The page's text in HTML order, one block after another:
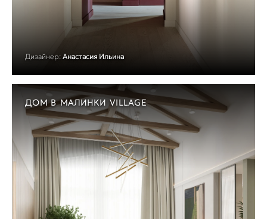
Дизайнер: Анастасия Ильина
ДОМ В МАЛИНКИ VILLAGE